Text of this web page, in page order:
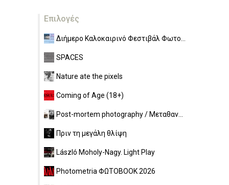
Επιλογές
Διήμερο Καλοκαιρινό Φεστιβάλ Φωτο...
SPACES
Nature ate the pixels
Coming of Age (18+)
Post-mortem photography / Μεταθαν...
Πριν τη μεγάλη θλίψη
László Moholy-Nagy. Light Play
Photometria ΦΩΤΟBOOK 2026